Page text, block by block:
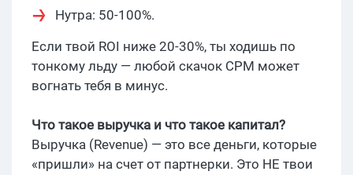
Нутра: 50-100%.
Если твой ROI ниже 20-30%, ты ходишь по
тонкому льду — любой скачок CPM может
вогнать тебя в минус.
Что такое выручка и что такое капитал?
Выручка (Revenue) — это все деньги, которые
«пришли» на счет от партнерки. Это НЕ твои